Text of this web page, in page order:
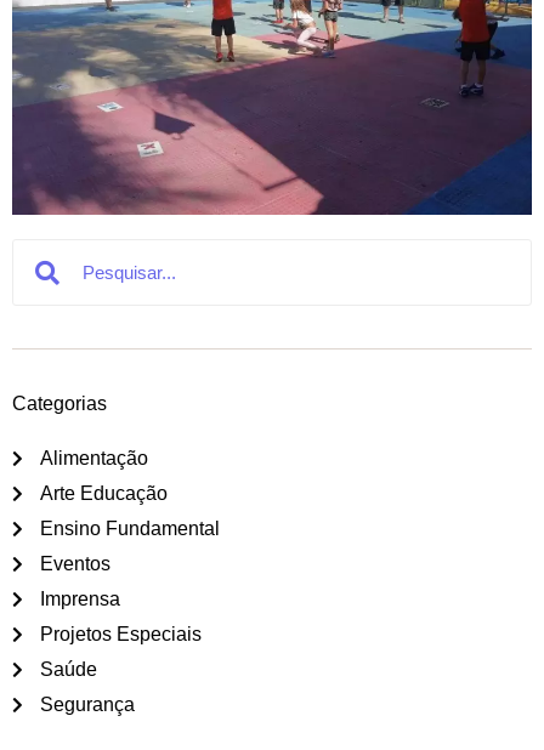
Search
Categorias
Alimentação
Arte Educação
Ensino Fundamental
Eventos
Imprensa
Projetos Especiais
Saúde
Segurança